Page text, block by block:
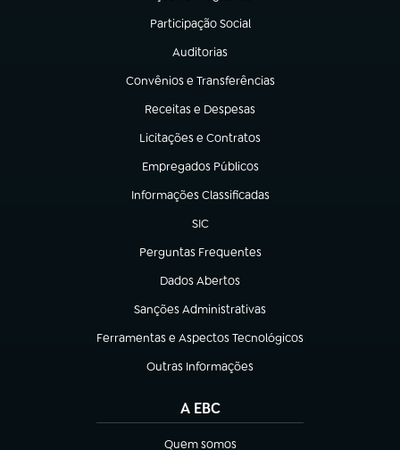
Participação Social
(abre em nova aba)
Auditorias
(abre em nova aba)
Convênios e Transferências
(abre em nova aba)
Receitas e Despesas
(abre em nova aba)
Licitações e Contratos
(abre em nova aba)
Empregados Públicos
(abre em nova aba)
Informações Classificadas
(abre em nova aba)
SIC
(abre em nova aba)
Perguntas Frequentes
(abre em nova aba)
Dados Abertos
(abre em nova aba)
Sanções Administrativas
(abre em nova aba)
Ferramentas e Aspectos Tecnológicos
(abre em nova aba)
Outras Informações
(abre em nova aba)
A EBC
Quem somos